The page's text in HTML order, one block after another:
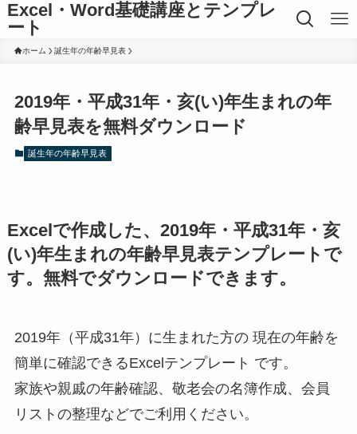
Excel・Word基礎講座とテンプレ
ート
ホーム 誕生年の年齢早見表
2019年・平成31年・亥(い)年生まれの年
齢早見表を無料ダウンロード
誕生年の年齢早見表
Excelで作成した、2019年・平成31年・亥
(い)年生まれの年齢早見表テンプレートで
す。無料でダウンロードできます。
2019年（平成31年）に生まれた方の 現在の年齢を
簡単に確認できるExcelテンプレート です。
家族や親戚の年齢確認、敬老会の名簿作成、会員
リストの整理などでご利用ください。